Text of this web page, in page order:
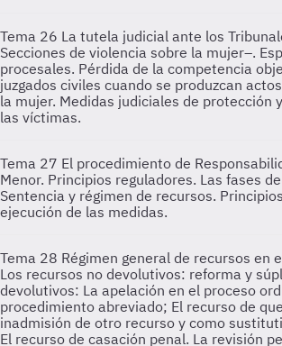
Tema 26 La tutela judicial ante los
Secciones de violencia sobre la mujer–.
procesales. Pérdida de la competencia
juzgados civiles cuando se produzcan
la mujer. Medidas judiciales de protección
las víctimas.
Tema 27 El procedimiento de
Menor. Principios reguladores. Las fases
Sentencia y régimen de recursos.
ejecución de las medidas.
Tema 28 Régimen general de recursos en
Los recursos no devolutivos: reforma y
devolutivos: La apelación en el proceso
procedimiento abreviado; El recurso de
inadmisión de otro recurso y como
El recurso de casación penal. La revisión